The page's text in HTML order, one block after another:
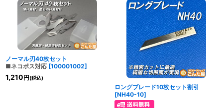
ノーマル刃40枚セット
■ネコポス対応 [100001002]
1,210円(税込)
ロングブレード10枚セット割引
[NH40-10]